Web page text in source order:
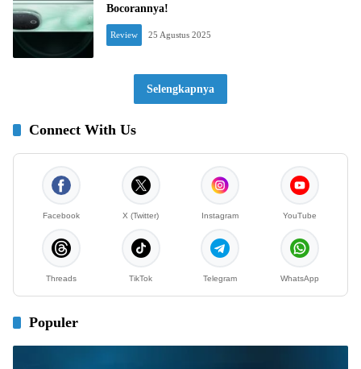
Bocorannya!
Review 25 Agustus 2025
Selengkapnya
Connect With Us
Facebook X (Twitter) Instagram YouTube
Threads TikTok Telegram WhatsApp
Populer